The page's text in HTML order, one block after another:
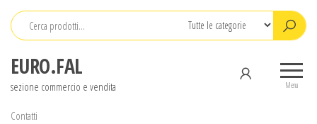
Salta
contenuto
EURO.FAL
sezione commercio e vendita Menu
Contatti